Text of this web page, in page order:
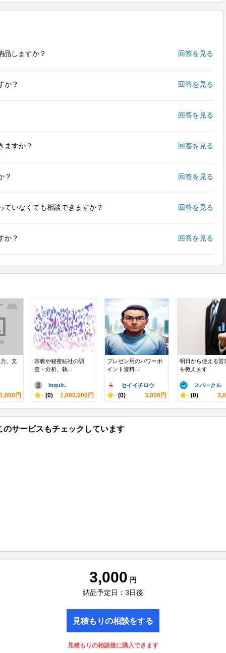
品しますか？ 回答を見る
か？ 回答を見る
回答を見る
ますか？ 回答を見る
？ 回答を見る
ていなくても相談できますか？ 回答を見る
か？ 回答を見る
、文
1,000円
宗教や秘密結社の調
査・分析、執...
inquir..
- (0) 1,000,000円
プレゼン用のパワーポ
イント資料...
セイイチロウ
- (0) 3,000円
明日から使える営
を教えます
スパークル
- (0)
サービスもチェックしています
3,000 円
納品予定日：3日後
見積もりの相談をする
見積もりの相談後に購入できます